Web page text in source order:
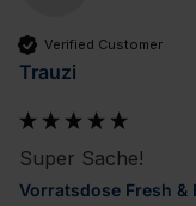
Verified Customer
Trauzi
Super Sache!
Vorratsdose Fresh &